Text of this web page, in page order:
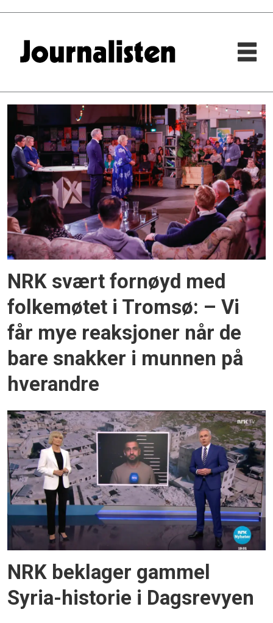
Tag:
nrk
dagsrevyen
NRK svært fornøyd med
folkemøtet i Tromsø: – Vi
får mye reaksjoner når de
bare snakker i munnen på
hverandre
NRK beklager gammel
Syria-historie i Dagsrevyen